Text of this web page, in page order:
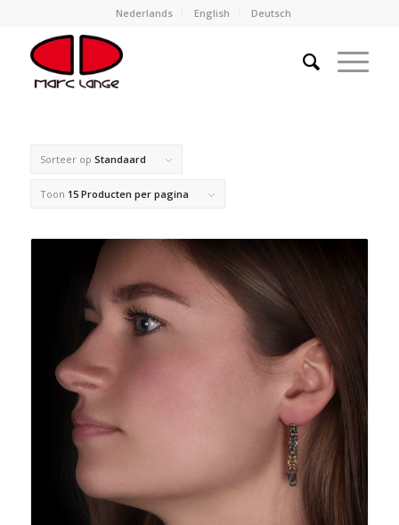
Nederlands English Deutsch
Sorteer op Standaard
Toon 15 Producten per pagina